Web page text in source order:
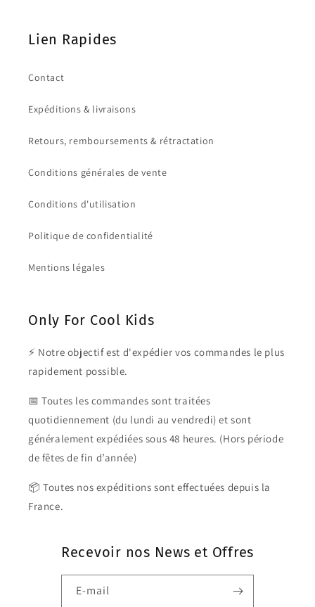
Lien Rapides
Contact
Expéditions & livraisons
Retours, remboursements & rétractation
Conditions générales de vente
Conditions d'utilisation
Politique de confidentialité
Mentions légales
Only For Cool Kids
⚡ Notre objectif est d'expédier vos commandes le plus
rapidement possible.
📅 Toutes les commandes sont traitées
quotidiennement (du lundi au vendredi) et sont
généralement expédiées sous 48 heures. (Hors période
de fêtes de fin d’année)
📦 Toutes nos expéditions sont effectuées depuis la
France.
Recevoir nos News et Offres
E-mail